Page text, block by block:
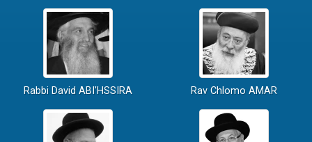
Rabbi David ABI'HSSIRA Rav Chlomo AMAR